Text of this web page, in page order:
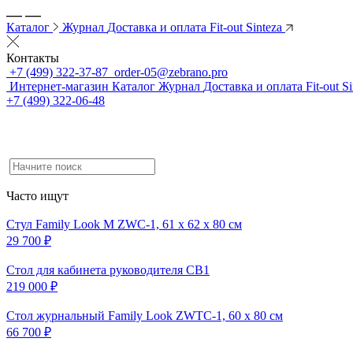
Каталог Журнал Доставка и оплата Fit-out Sinteza
Контакты
+7 (499) 322-37-87 order-05@zebrano.pro
Интернет-магазин Каталог Журнал Доставка и оплата Fit-out
+7 (499) 322-06-48
Часто ищут
Стул Family Look M ZWC-1, 61 x 62 x 80 см
29 700 ₽
Cтол для кабинета руководителя CB1
219 000 ₽
Стол журнальный Family Look ZWTC-1, 60 x 80 см
66 700 ₽